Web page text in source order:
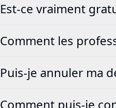
Est-ce vraiment
Comment les
Puis-je annuler ma
Comment puis-je